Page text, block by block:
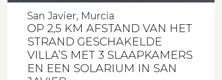
San Javier, Murcia
OP 2,5 KM AFSTAND VAN HET
STRAND GESCHAKELDE
VILLA’S MET 3 SLAAPKAMERS
EN EEN SOLARIUM IN SAN